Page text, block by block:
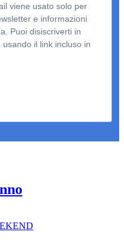
viene usato solo per
e informazioni
Puoi disiscriverti in
il link incluso in